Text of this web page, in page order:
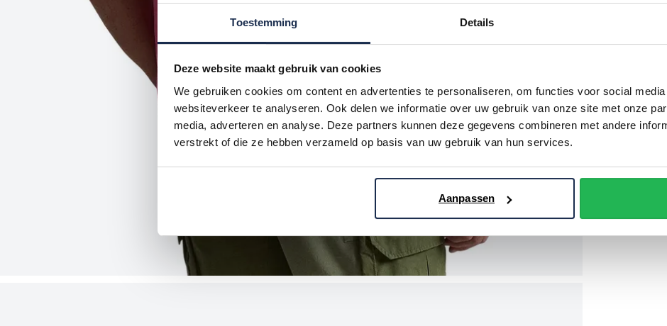
Toestemming Details
Deze website maakt gebruik van cookies
We gebruiken cookies om content en advertenties te personaliseren, om functies voor social
websiteverkeer te analyseren. Ook delen we informatie over uw gebruik van onze site met onze
media, adverteren en analyse. Deze partners kunnen deze gegevens combineren met andere
verstrekt of die ze hebben verzameld op basis van uw gebruik van hun services.
Aanpassen